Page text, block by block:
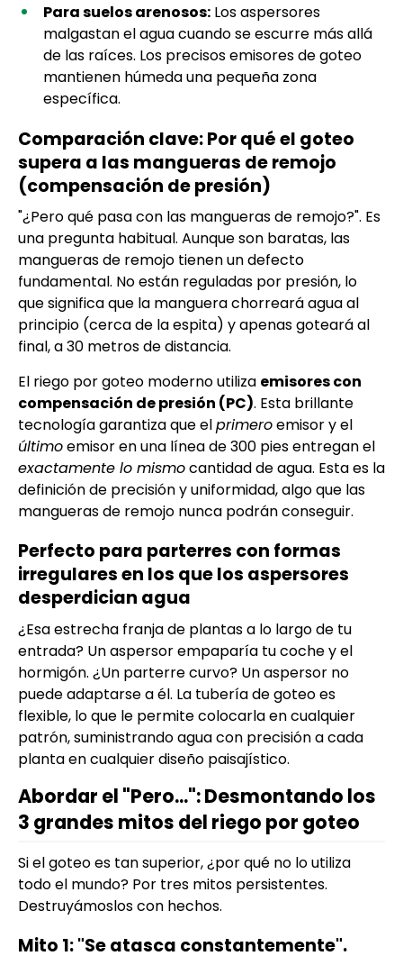
Para suelos arenosos: Los aspersores
malgastan el agua cuando se escurre más allá
de las raíces. Los precisos emisores de goteo
mantienen húmeda una pequeña zona
específica.
Comparación clave: Por qué el goteo
supera a las mangueras de remojo
(compensación de presión)
"¿Pero qué pasa con las mangueras de remojo?". Es
una pregunta habitual. Aunque son baratas, las
mangueras de remojo tienen un defecto
fundamental. No están reguladas por presión, lo
que significa que la manguera chorreará agua al
principio (cerca de la espita) y apenas goteará al
final, a 30 metros de distancia.
El riego por goteo moderno utiliza emisores con
compensación de presión (PC). Esta brillante
tecnología garantiza que elprimeroemisor y el
últimoemisor en una línea de 300 pies entregan el
exactamente lo mismocantidad de agua. Esta es la
definición de precisión y uniformidad, algo que las
mangueras de remojo nunca podrán conseguir.
Perfecto para parterres con formas
irregulares en los que los aspersores
desperdician agua
¿Esa estrecha franja de plantas a lo largo de tu
entrada? Un aspersor empaparía tu coche y el
hormigón. ¿Un parterre curvo? Un aspersor no
puede adaptarse a él. La tubería de goteo es
flexible, lo que le permite colocarla en cualquier
patrón, suministrando agua con precisión a cada
planta en cualquier diseño paisajístico.
Abordar el "Pero...": Desmontando los
3 grandes mitos del riego por goteo
Si el goteo es tan superior, ¿por qué no lo utiliza
todo el mundo? Por tres mitos persistentes.
Destruyámoslos con hechos.
Mito 1: "Se atasca constantemente".